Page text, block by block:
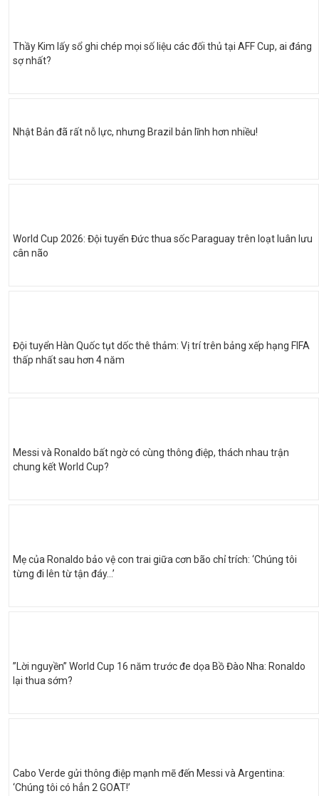
Thầy Kim lấy sổ ghi chép mọi số liệu các đối thủ tại AFF Cup, ai đáng
sợ nhất?
Nhật Bản đã rất nỗ lực, nhưng Brazil bản lĩnh hơn nhiều!
World Cup 2026: Đội tuyển Đức thua sốc Paraguay trên loạt luân lưu
cân não
Đội tuyển Hàn Quốc tụt dốc thê thảm: Vị trí trên bảng xếp hạng FIFA
thấp nhất sau hơn 4 năm
Messi và Ronaldo bất ngờ có cùng thông điệp, thách nhau trận
chung kết World Cup?
Mẹ của Ronaldo bảo vệ con trai giữa cơn bão chỉ trích: ‘Chúng tôi
từng đi lên từ tận đáy…’
”Lời nguyền” World Cup 16 năm trước đe dọa Bồ Đào Nha: Ronaldo
lại thua sớm?
Cabo Verde gửi thông điệp mạnh mẽ đến Messi và Argentina:
‘Chúng tôi có hẳn 2 GOAT!’